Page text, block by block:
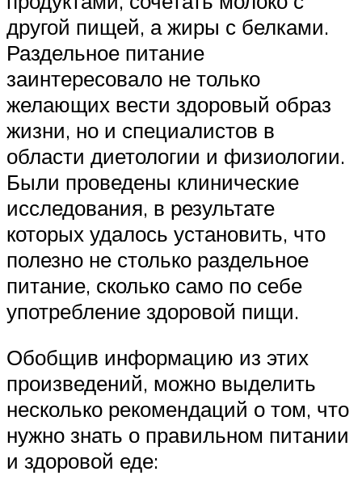
другой пищей, а жиры с белками.
Раздельное питание
заинтересовало не только
желающих вести здоровый образ
жизни, но и специалистов в
области диетологии и физиологии.
Были проведены клинические
исследования, в результате
которых удалось установить, что
полезно не столько раздельное
питание, сколько само по себе
употребление здоровой пищи.
Обобщив информацию из этих
произведений, можно выделить
несколько рекомендаций о том, что
нужно знать о правильном питании
и здоровой еде: